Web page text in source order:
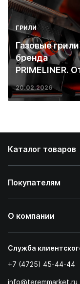
ГРИЛИ
Газовые грили
бренда
PRIMELINER.
основ
до
20.02.2026
Каталог товаров
Покупателям
О компании
Служба
+7 (4725) 45-44-44
info@teremmarket.ru